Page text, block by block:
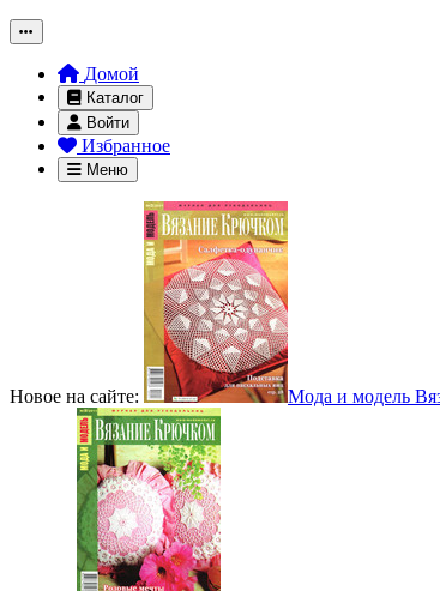
Домой
Каталог
Войти
Избранное
Меню
Новое на сайте: Мода и модель